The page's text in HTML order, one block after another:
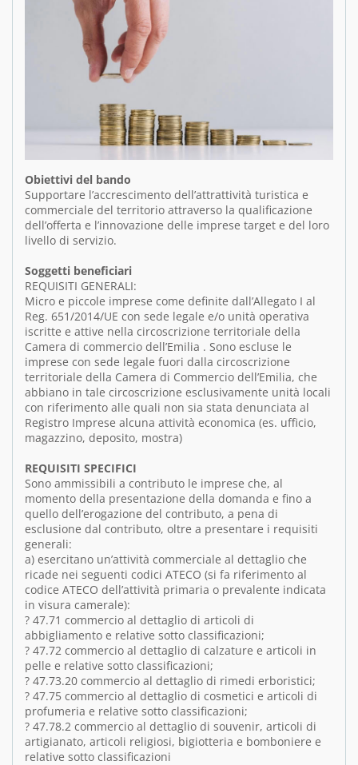
Obiettivi del bando
Supportare l’accrescimento dell’attrattività turistica e
commerciale del territorio attraverso la qualificazione
dell’offerta e l’innovazione delle imprese target e del loro
livello di servizio.
Soggetti beneficiari
REQUISITI GENERALI:
Micro e piccole imprese come definite dall’Allegato I al
Reg. 651/2014/UE con sede legale e/o unità operativa
iscritte e attive nella circoscrizione territoriale della
Camera di commercio dell’Emilia . Sono escluse le
imprese con sede legale fuori dalla circoscrizione
territoriale della Camera di Commercio dell’Emilia, che
abbiano in tale circoscrizione esclusivamente unità locali
con riferimento alle quali non sia stata denunciata al
Registro Imprese alcuna attività economica (es. ufficio,
magazzino, deposito, mostra)
REQUISITI SPECIFICI
Sono ammissibili a contributo le imprese che, al
momento della presentazione della domanda e fino a
quello dell’erogazione del contributo, a pena di
esclusione dal contributo, oltre a presentare i requisiti
generali:
a) esercitano un’attività commerciale al dettaglio che
ricade nei seguenti codici ATECO (si fa riferimento al
codice ATECO dell’attività primaria o prevalente indicata
in visura camerale):
? 47.71 commercio al dettaglio di articoli di
abbigliamento e relative sotto classificazioni;
? 47.72 commercio al dettaglio di calzature e articoli in
pelle e relative sotto classificazioni;
? 47.73.20 commercio al dettaglio di rimedi erboristici;
? 47.75 commercio al dettaglio di cosmetici e articoli di
profumeria e relative sotto classificazioni;
? 47.78.2 commercio al dettaglio di souvenir, articoli di
artigianato, articoli religiosi, bigiotteria e bomboniere e
relative sotto classificazioni